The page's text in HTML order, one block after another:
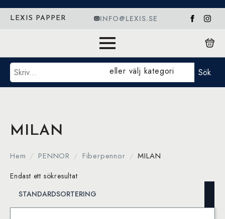
LEXIS PAPPER INFO@LEXIS.SE
Sök eller välj kategori Sök
MILAN
Hem PENNOR Fiberpennor MILAN
Endast ett sökresultat